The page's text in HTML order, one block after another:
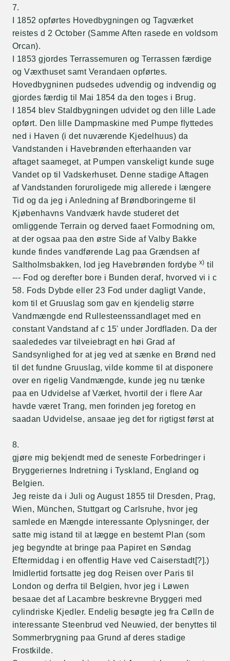
7.
I 1852 opførtes Hovedbygningen og Tagværket
reistes d 2 October (Samme Aften rasede en voldsom
Orcan).
I 1853 gjordes Terrassemuren og Terrassen færdige
og Væxthuset samt Verandaen opførtes.
Hovedbygninen pudsedes udvendig og indvendig og
gjordes færdig til Mai 1854 da den toges i Brug.
I 1854 blev Staldbygningen udvidet og den lille Lade
opført. Den lille Dampmaskine med Pumpe flyttedes
ned i Haven (i det nuværende Kjedelhuus) da
Vandstanden i Havebrønden efterhaanden var
aftaget saameget, at Pumpen vanskeligt kunde suge
Vandet op til Vadskerhuset. Denne stadige Aftagen
af Vandstanden foruroligede mig allerede i længere
Tid og da jeg i Anledning af Brøndboringerne til
Kjøbenhavns Vandværk havde studeret det
omliggende Terrain og derved faaet Formodning om,
at der ogsaa paa den østre Side af Valby Bakke
kunde findes vandførende Lag paa Grændsen af
Saltholmsbakken, lod jeg Havebrønden fordybe x) til
--- Fod og derefter bore i Bunden deraf, hvorved vi i c
58. Fods Dybde eller 23 Fod under dagligt Vande,
kom til et Gruuslag som gav en kjendelig større
Vandmængde end Rullesteenssandlaget med en
constant Vandstand af c 15' under Jordfladen. Da der
saalededes var tilveiebragt en høi Grad af
Sandsynlighed for at jeg ved at sænke en Brønd ned
til det fundne Gruuslag, vilde komme til at disponere
over en rigelig Vandmængde, kunde jeg nu tænke
paa en Udvidelse af Værket, hvortil der i flere Aar
havde været Trang, men forinden jeg foretog en
saadan Udvidelse, ansaae jeg det for rigtigst først at
8.
gjøre mig bekjendt med de seneste Forbedringer i
Bryggeriernes Indretning i Tyskland, England og
Belgien.
Jeg reiste da i Juli og August 1855 til Dresden, Prag,
Wien, München, Stuttgart og Carlsruhe, hvor jeg
samlede en Mængde interessante Oplysninger, der
satte mig istand til at lægge en bestemt Plan (som
jeg begyndte at bringe paa Papiret en Søndag
Eftermiddag i en offentlig Have ved Caiserstadt[?].)
Imidlertid fortsatte jeg dog Reisen over Paris til
London og derfra til Belgien, hvor jeg i Løwen
besaae det af Lacambre beskrevne Bryggeri med
cylindriske Kjedler. Endelig besøgte jeg fra Cølln de
interessante Steenbrud ved Neuwied, der benyttes til
Sommerbrygning paa Grund af deres stadige
Frostkilde.